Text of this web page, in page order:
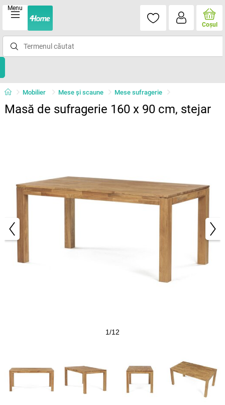
Menu
Coşul
Mobilier Mese şi scaune Mese sufragerie
Masă de sufragerie 160 x 90 cm, stejar
1/12